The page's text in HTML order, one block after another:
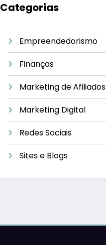
Categorias
Empreendedorismo
Finanças
Marketing de Afiliados
Marketing Digital
Redes Sociais
Sites e Blogs